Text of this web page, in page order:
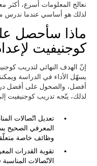
نعالج المعلومات أسرع، أكثر
لذلك هو أساسي عندما ندرس
ماذا سأحصل
كوجنيفيت
إنّ الهدف النهائي لتدريب
يسهّل الأداء في الدراسة
أفضل، والصحول على أفضل
لذلك، يتّجه تدريب كوجنيفيت
تعديل اتّصالات
المعرفي الصحيح
وظائف خاصة
تقوية القدرات
الاتّصالات